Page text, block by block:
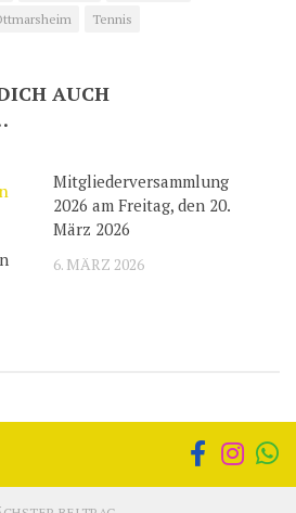
Tennis
AUCH
Mitgliederversammlung
2026 am Freitag, den 20.
März 2026
6. MÄRZ 2026